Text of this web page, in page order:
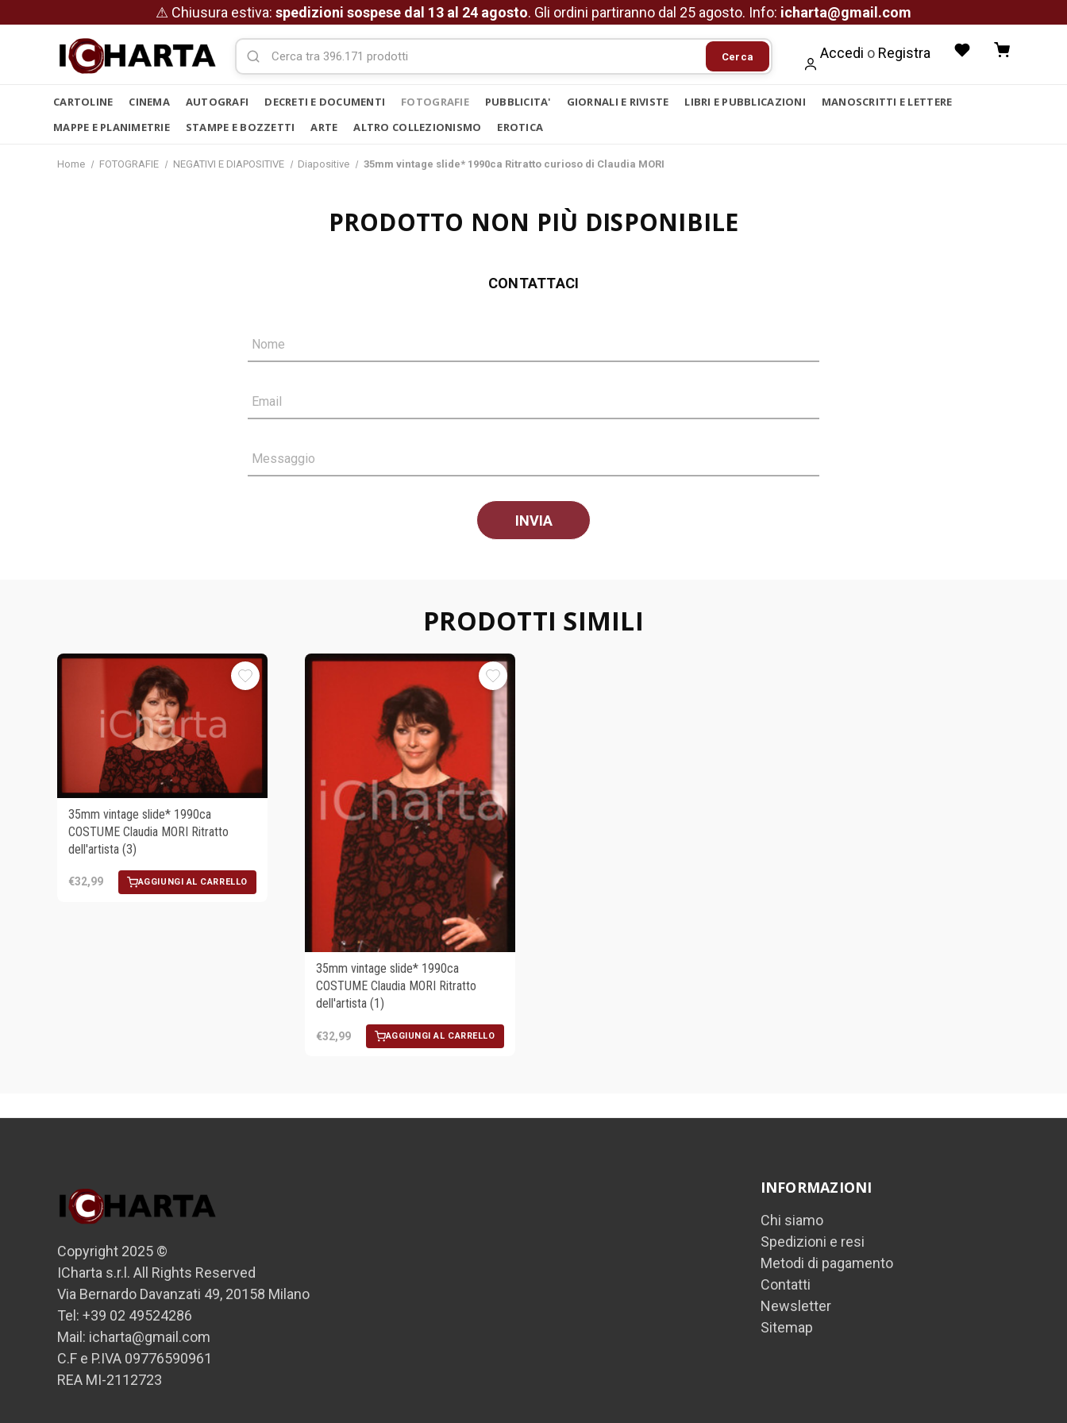
⚠ Chiusura estiva: spedizioni sospese dal 13 al 24 agosto. Gli ordini partiranno dal 25 agosto. Info: icharta@gmail.com
Cerca Accedi o Registra
CARTOLINE CINEMA AUTOGRAFI DECRETI E DOCUMENTI FOTOGRAFIE PUBBLICITA' GIORNALI E RIVISTE LIBRI E PUBBLICAZIONI
MANOSCRITTI E LETTERE
MAPPE E PLANIMETRIE
STAMPE E BOZZETTI ARTE ALTRO COLLEZIONISMO EROTICA
Home FOTOGRAFIE NEGATIVI E DIAPOSITIVE Diapositive 35mm vintage slide* 1990ca Ritratto curioso di Claudia MORI
PRODOTTO NON PIÙ DISPONIBILE
CONTATTACI
Nome
Email
Messaggio
PRODOTTI SIMILI
35mm vintage slide* 1990ca
COSTUME Claudia MORI Ritratto
dell'artista (3)
€32,99 AGGIUNGI AL CARRELLO
35mm vintage slide* 1990ca
COSTUME Claudia MORI Ritratto
dell'artista (1)
€32,99 AGGIUNGI AL CARRELLO
Copyright 2025 ©
ICharta s.r.l. All Rights Reserved
Via Bernardo Davanzati 49, 20158 Milano
Tel: +39 02 49524286
Mail: icharta@gmail.com
C.F e P.IVA 09776590961
REA MI-2112723
INFORMAZIONI
Chi siamo
Spedizioni e resi
Metodi di pagamento
Contatti
Newsletter
Sitemap